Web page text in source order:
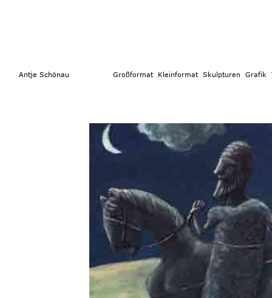
Antje Schönau Großformat Kleinformat Skulpturen Grafik